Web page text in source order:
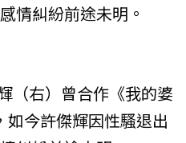
情糾紛前途未明。